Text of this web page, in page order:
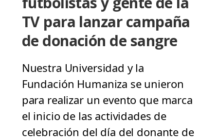
TV para lanzar campaña
de donación de sangre
Nuestra Universidad y la
Fundación Humaniza se unieron
para realizar un evento que marca
el inicio de las actividades de
celebración del día del donante de